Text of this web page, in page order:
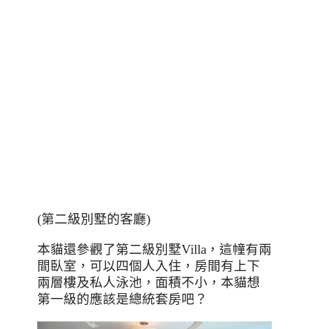
(第二級別墅的客廳)
本貓還參觀了第二級別墅Villa，這幢有兩
間臥室，可以四個人入住，房間有上下
兩層樓及私人泳池，面積不小，本貓想
第一級的應該是總統套房吧？